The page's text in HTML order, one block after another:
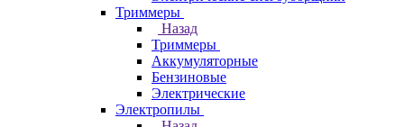
Триммеры
Назад
Триммеры
Аккумуляторные
Бензиновые
Электрические
Электропилы